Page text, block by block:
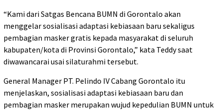
“Kami dari Satgas Bencana BUMN di Gorontalo akan
menggelar sosialisasi adaptasi kebiasaan baru sekaligus
pembagian masker gratis kepada masyarakat di seluruh
kabupaten/kota di Provinsi Gorontalo,” kata Teddy saat
diwawancarai usai silaturahmi tersebut.
General Manager PT. Pelindo IV Cabang Gorontalo itu
menjelaskan, sosialisasi adaptasi kebiasaan baru dan
pembagian masker merupakan wujud kepedulian BUMN untuk